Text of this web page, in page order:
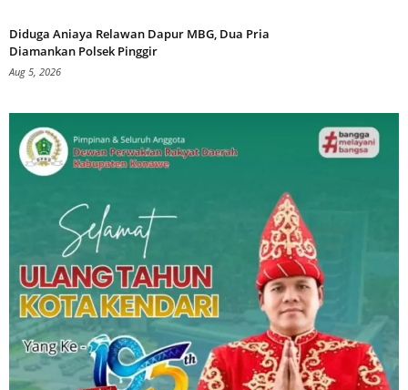
Diduga Aniaya Relawan Dapur MBG, Dua Pria
Diamankan Polsek Pinggir
Aug 5, 2026